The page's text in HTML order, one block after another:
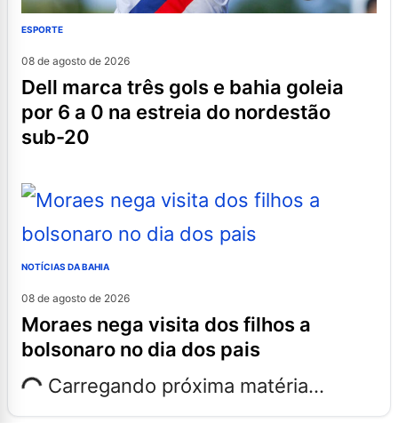
ESPORTE
08 de agosto de 2026
dell marca três gols e bahia goleia
por 6 a 0 na estreia do nordestão
sub-20
NOTÍCIAS DA BAHIA
08 de agosto de 2026
moraes nega visita dos filhos a
bolsonaro no dia dos pais
Carregando próxima matéria...